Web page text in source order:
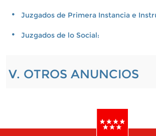
Juzgados de Primera Instancia e
Juzgados de lo Social:
V. OTROS ANUNCIOS